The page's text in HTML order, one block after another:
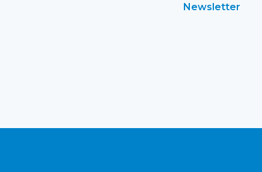
Newsletter